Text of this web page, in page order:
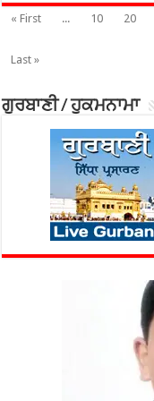
« First ... 10 20
Last »
ਗੁਰਬਾਣੀ / ਹੁਕਮਨਾਮਾ